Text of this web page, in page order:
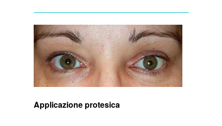
Applicazione protesica